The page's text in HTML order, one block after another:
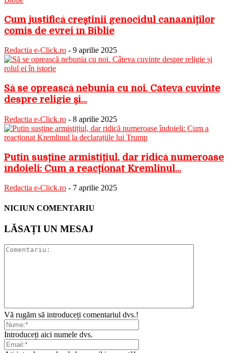
Cum justifică creștinii genocidul canaaniților
comis de evrei în Biblie
Redactia e-Click.ro - 9 aprilie 2025
Să se oprească nebunia cu noi. Câteva cuvinte
despre religie și...
Redactia e-Click.ro - 8 aprilie 2025
Putin susține armistițiul, dar ridică numeroase
îndoieli: Cum a reacționat Kremlinul...
Redactia e-Click.ro - 7 aprilie 2025
NICIUN COMENTARIU
LĂSAȚI UN MESAJ
Vă rugăm să introduceți comentariul dvs.!
Introduceți aici numele dvs.